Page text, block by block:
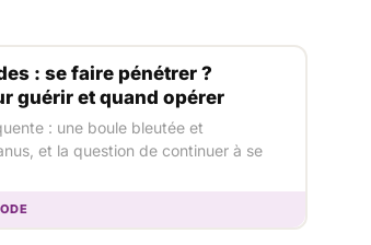
: se faire pénétrer ?
guérir et quand opérer
: une boule bleutée et
et la question de continuer à se